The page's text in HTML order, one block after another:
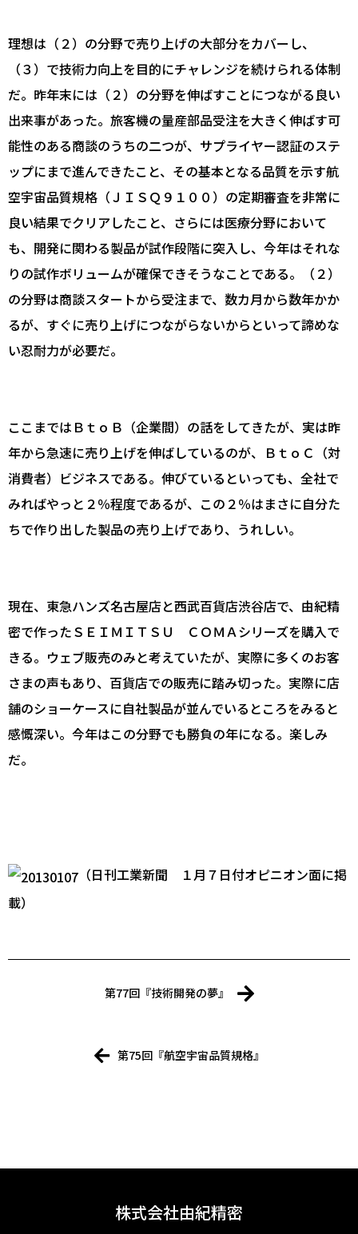
理想は（２）の分野で売り上げの大部分をカバーし、
（３）で技術力向上を目的にチャレンジを続けられる体制
だ。昨年末には（２）の分野を伸ばすことにつながる良い
出来事があった。旅客機の量産部品受注を大きく伸ばす可
能性のある商談のうちの二つが、サプライヤー認証のステ
ップにまで進んできたこと、その基本となる品質を示す航
空宇宙品質規格（ＪＩＳＱ９１００）の定期審査を非常に
良い結果でクリアしたこと、さらには医療分野において
も、開発に関わる製品が試作段階に突入し、今年はそれな
りの試作ボリュームが確保できそうなことである。（２）
の分野は商談スタートから受注まで、数カ月から数年かか
るが、すぐに売り上げにつながらないからといって諦めな
い忍耐力が必要だ。
ここまではＢｔｏＢ（企業間）の話をしてきたが、実は昨
年から急速に売り上げを伸ばしているのが、ＢｔｏＣ（対
消費者）ビジネスである。伸びているといっても、全社で
みればやっと２％程度であるが、この２％はまさに自分た
ちで作り出した製品の売り上げであり、うれしい。
現在、東急ハンズ名古屋店と西武百貨店渋谷店で、由紀精
密で作ったＳＥＩＭＩＴＳＵ ＣＯＭＡシリーズを購入で
きる。ウェブ販売のみと考えていたが、実際に多くのお客
さまの声もあり、百貨店での販売に踏み切った。実際に店
舗のショーケースに自社製品が並んでいるところをみると
感慨深い。今年はこの分野でも勝負の年になる。楽しみ
だ。
（日刊工業新聞 １月７日付オピニオン面に掲
載）
第77回『技術開発の夢』
第75回『航空宇宙品質規格』
株式会社由紀精密